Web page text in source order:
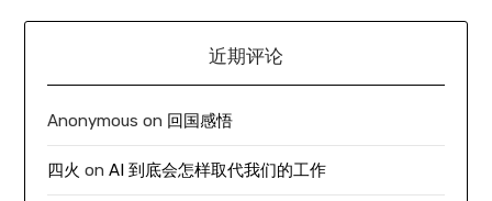
近期评论
Anonymous on 回国感悟
四火 onAI 到底会怎样取代我们的工作